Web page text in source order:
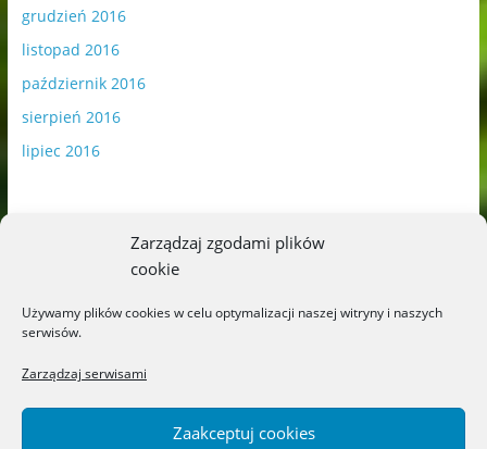
Zarządzaj zgodami plików
cookie
Używamy plików cookies w celu optymalizacji naszej witryny i naszych
serwisów.
Zarządzaj serwisami
Zaakceptuj cookies
grudzień 2016
listopad 2016
październik 2016
sierpień 2016
lipiec 2016